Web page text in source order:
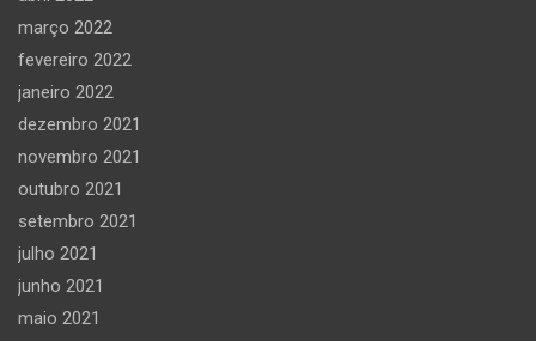
março 2022
fevereiro 2022
janeiro 2022
dezembro 2021
novembro 2021
outubro 2021
setembro 2021
julho 2021
junho 2021
maio 2021